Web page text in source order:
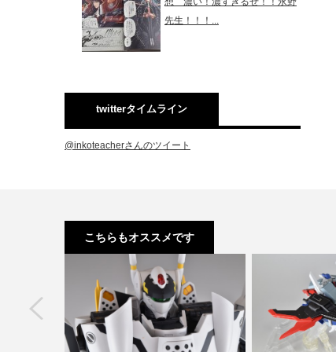
先生！！！...
twitterタイムライン
@inkoteacherさんのツイート
こちらもオススメです